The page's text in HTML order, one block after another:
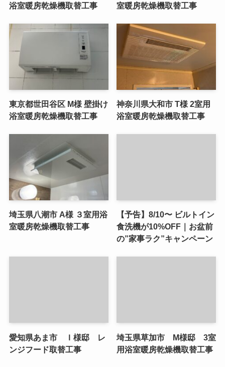
浴室暖房乾燥機取替工事
室暖房乾燥機取替工事
東京都世田谷区 M様 壁掛け
浴室暖房乾燥機取替工事
神奈川県大和市 T様 2室用
浴室暖房乾燥機取替工事
埼玉県八潮市 A様 ３室用浴
室暖房乾燥機取替工事
【予告】8/10〜 ビルトイン
食洗機が10%OFF｜お盆前
の”家事ラク”キャンペーン
愛知県あま市 Ｉ様邸 レ
ンジフード取替工事
埼玉県草加市 M様邸 3室
用浴室暖房乾燥機取替工事